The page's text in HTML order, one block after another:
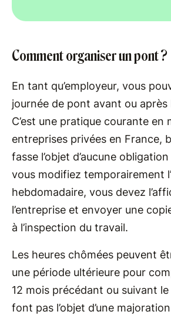
Comment organiser un pont ?
En tant qu’employeur, vous
journée de pont avant ou après
C’est une pratique courante en
entreprises privées en France,
fasse l’objet d’aucune
vous modifiez temporairement
hebdomadaire, vous devez
l’entreprise et envoyer une
à l’inspection du travail.
Les heures chômées peuvent
une période ultérieure pour
12 mois précédant ou suivant
font pas l’objet d’une